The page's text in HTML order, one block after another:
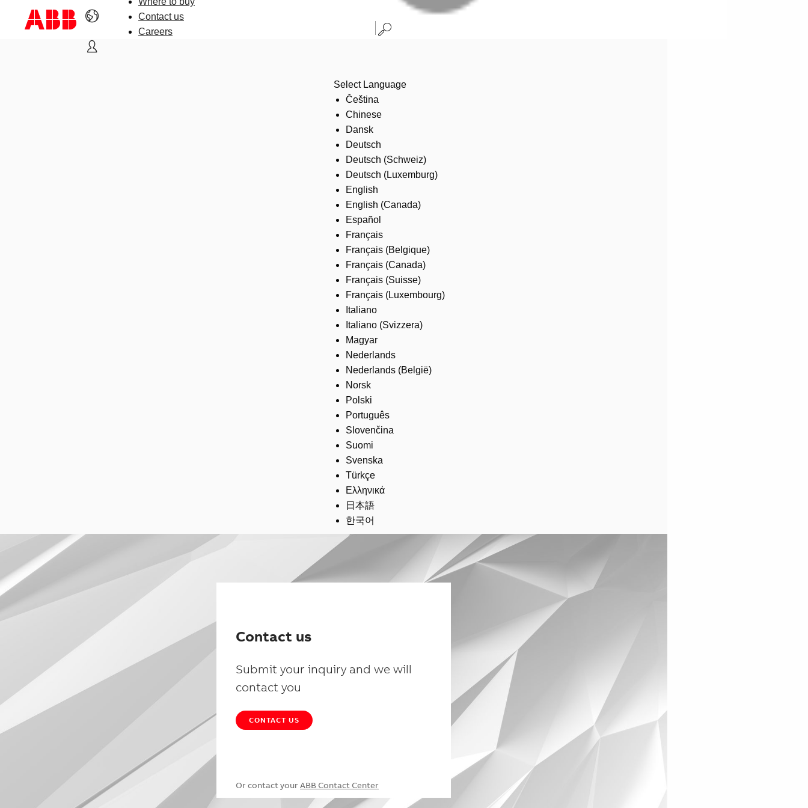
Contact us
Careers
Select Language
Čeština
Chinese
Dansk
Deutsch
Deutsch (Schweiz)
Deutsch (Luxemburg)
English
English (Canada)
Español
Français
Français (Belgique)
Français (Canada)
Français (Suisse)
Français (Luxembourg)
Italiano
Italiano (Svizzera)
Magyar
Nederlands
Nederlands (België)
Norsk
Polski
Português
Slovenčina
Suomi
Svenska
Türkçe
Ελληνικά
日本語
한국어
Contact us
Submit your inquiry and we will
contact you
CONTACT US
Or contact your ABB Contact Center